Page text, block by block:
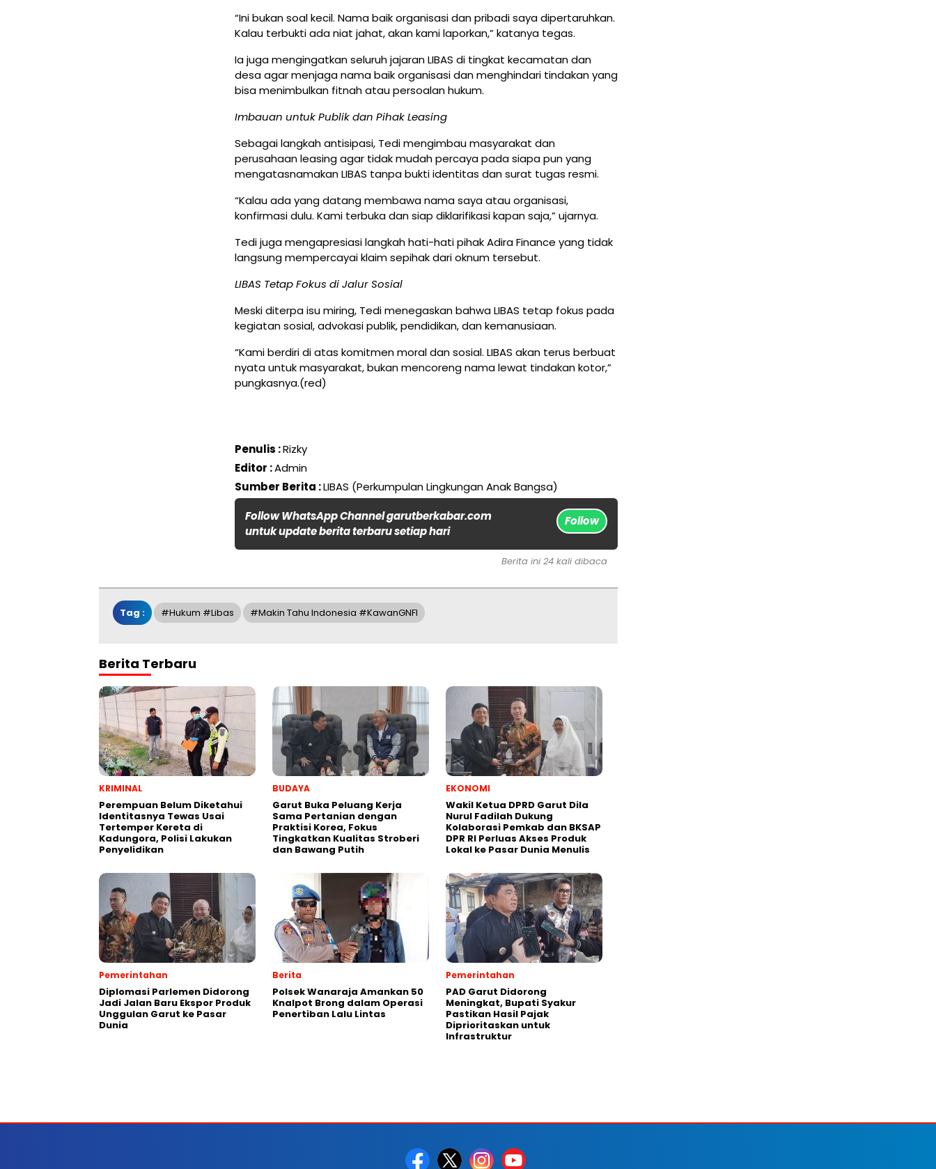
“Ini bukan soal kecil. Nama baik organisasi dan pribadi saya dipertaruhkan.
Kalau terbukti ada niat jahat, akan kami laporkan,” katanya tegas.
Ia juga mengingatkan seluruh jajaran LIBAS di tingkat kecamatan dan
desa agar menjaga nama baik organisasi dan menghindari tindakan yang
bisa menimbulkan fitnah atau persoalan hukum.
Imbauan untuk Publik dan Pihak Leasing
Sebagai langkah antisipasi, Tedi mengimbau masyarakat dan
perusahaan leasing agar tidak mudah percaya pada siapa pun yang
mengatasnamakan LIBAS tanpa bukti identitas dan surat tugas resmi.
“Kalau ada yang datang membawa nama saya atau organisasi,
konfirmasi dulu. Kami terbuka dan siap diklarifikasi kapan saja,” ujarnya.
Tedi juga mengapresiasi langkah hati-hati pihak Adira Finance yang tidak
langsung mempercayai klaim sepihak dari oknum tersebut.
LIBAS Tetap Fokus di Jalur Sosial
Meski diterpa isu miring, Tedi menegaskan bahwa LIBAS tetap fokus pada
kegiatan sosial, advokasi publik, pendidikan, dan kemanusiaan.
“Kami berdiri di atas komitmen moral dan sosial. LIBAS akan terus berbuat
nyata untuk masyarakat, bukan mencoreng nama lewat tindakan kotor,”
pungkasnya.(red)
Penulis :Rizky
Editor :Admin
Sumber Berita :LIBAS (Perkumpulan Lingkungan Anak Bangsa)
Follow WhatsApp Channel garutberkabar.com
untuk update berita terbaru setiap hari
Follow
Berita ini 24 kali dibaca
Tag : #Hukum #Libas #Makin Tahu Indonesia #KawanGNFI
Berita Terbaru
KRIMINAL
Perempuan Belum Diketahui
Identitasnya Tewas Usai
Tertemper Kereta di
Kadungora, Polisi Lakukan
Penyelidikan
BUDAYA
Garut Buka Peluang Kerja
Sama Pertanian dengan
Praktisi Korea, Fokus
Tingkatkan Kualitas Stroberi
dan Bawang Putih
EKONOMI
Wakil Ketua DPRD Garut Dila
Nurul Fadilah Dukung
Kolaborasi Pemkab dan BKSAP
DPR RI Perluas Akses Produk
Lokal ke Pasar Dunia Menulis
Pemerintahan
Diplomasi Parlemen Didorong
Jadi Jalan Baru Ekspor Produk
Unggulan Garut ke Pasar
Dunia
Berita
Polsek Wanaraja Amankan 50
Knalpot Brong dalam Operasi
Penertiban Lalu Lintas
Pemerintahan
PAD Garut Didorong
Meningkat, Bupati Syakur
Pastikan Hasil Pajak
Diprioritaskan untuk
Infrastruktur